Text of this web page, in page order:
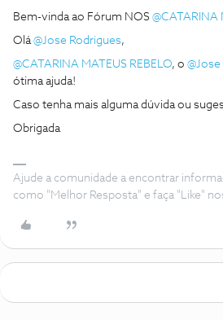
Bem-vinda ao Fórum NOS @CATARINA
Olá@Jose Rodrigues,
@CATARINA MATEUS REBELO, o
ótima ajuda!
Caso tenha mais alguma dúvida ou
Obrigada
Ajude a comunidade a encontrar
como "Melhor Resposta" e faça "Like"